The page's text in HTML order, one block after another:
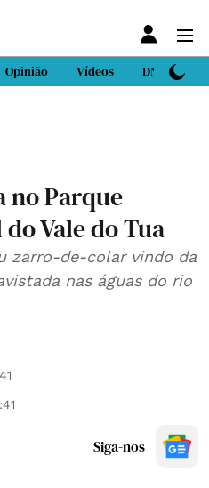
Opinião Vídeos DN Sport
no Parque
Vale do Tua
zarro-de-colar vindo da
nas águas do rio
Siga-nos